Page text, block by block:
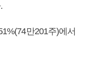
만201주)에서